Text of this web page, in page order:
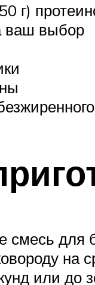
г)
ваш выбор
смесь для
на
или до